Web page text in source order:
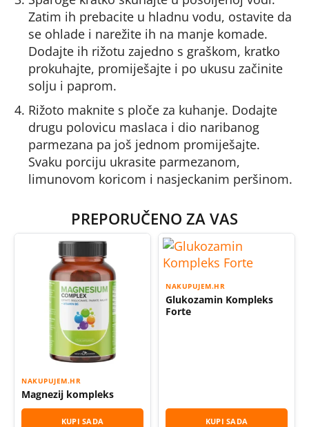
Zatim ih prebacite u hladnu vodu, ostavite da
se ohlade i narežite ih na manje komade.
Dodajte ih rižotu zajedno s graškom, kratko
prokuhajte, promiješajte i po ukusu začinite
solju i paprom.
Rižoto maknite s ploče za kuhanje. Dodajte
drugu polovicu maslaca i dio naribanog
parmezana pa još jednom promiješajte.
Svaku porciju ukrasite parmezanom,
limunovom koricom i nasjeckanim peršinom.
PREPORUČENO ZA VAS
NAKUPUJEM.HR
Magnezij kompleks
KUPI SADA
NAKUPUJEM.HR
Glukozamin Kompleks
Forte
KUPI SADA